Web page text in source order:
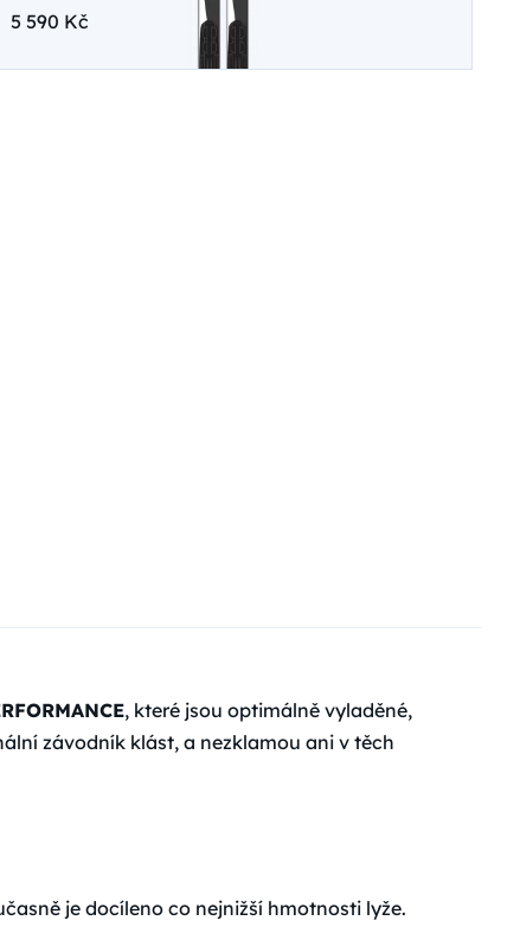
5 590 Kč
, které jsou optimálně vyladěné,
závodník klást, a nezklamou ani v těch
je docíleno co nejnižší hmotnosti lyže.